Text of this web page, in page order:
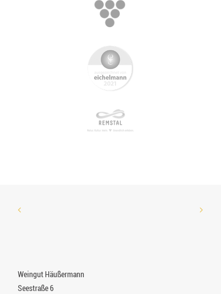
Weingut Häußermann
Seestraße 6